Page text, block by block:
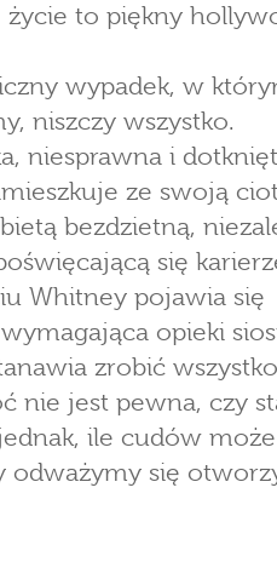
życie to piękny
wypadek, w
niszczy wszystko.
niesprawna i
ze swoją
bezdzietną,
się
Whitney pojawia się
opieki
zrobić
nie jest pewna, czy
ile cudów
odważymy się